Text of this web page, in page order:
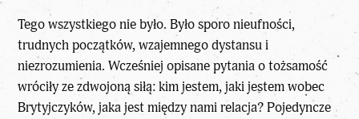
Tego wszystkiego nie było. Było sporo nieufności,
trudnych początków, wzajemnego dystansu i
niezrozumienia. Wcześniej opisane pytania o tożsamość
wróciły ze zdwojoną siłą: kim jestem, jaki jestem wobec
Brytyjczyków, jaka jest między nami relacja? Pojedyncze